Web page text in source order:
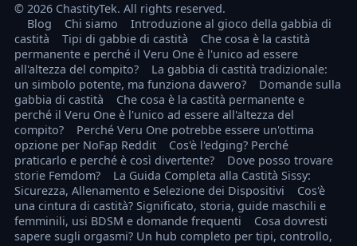
© 2026 ChastityTek. All rights reserved.
Blog
Chi siamo
Introduzione al gioco della gabbia di
castità
Tipi di gabbie di castità
Che cosa è la castità
permanente e perché il Veru One è l'unico ad essere
all'altezza del compito?
La gabbia di castità tradizionale:
un simbolo potente, ma funziona davvero?
Domande sulla
gabbia di castità
Che cosa è la castità permanente e
perché il Veru One è l'unico ad essere all'altezza del
compito?
Perché Veru One potrebbe essere un'ottima
opzione per NoFap Reddit
Cos'è l'edging? Perché
praticarlo e perché è così divertente?
Dove posso trovare
storie Femdom?
La Guida Completa alla Castità Sissy:
Sicurezza, Allenamento e Selezione dei Dispositivi
Cos'è
una cintura di castità? Significato, storia, guide maschili e
femminili, usi BDSM e domande frequenti
Cosa dovresti
sapere sugli orgasmi? Un hub completo per tipi, controllo,